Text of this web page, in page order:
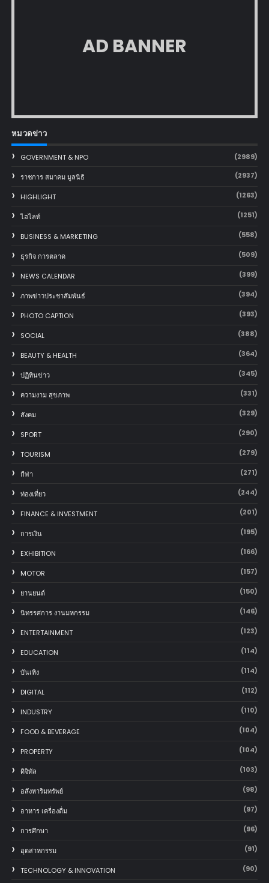
AD BANNER
หมวดข่าว
GOVERNMENT & NPO (2989)
ราชการ สมาคม มูลนิธิ (2937)
HIGHLIGHT (1263)
ไฮไลท์ (1251)
BUSINESS & MARKETING (558)
ธุรกิจ การตลาด (509)
NEWS CALENDAR (399)
ภาพข่าวประชาสัมพันธ์ (394)
PHOTO CAPTION (393)
SOCIAL (388)
BEAUTY & HEALTH (364)
ปฏิทินข่าว (345)
ความงาม สุขภาพ (331)
สังคม (329)
SPORT (290)
TOURISM (279)
กีฬา (271)
ท่องเที่ยว (244)
FINANCE & INVESTMENT (201)
การเงิน (195)
EXHIBITION (166)
MOTOR (157)
‎ยานยนต์‎ (150)
นิทรรศการ งานมหกรรม (146)
ENTERTAINMENT (123)
EDUCATION (114)
บันเทิง (114)
DIGITAL (112)
INDUSTRY (110)
FOOD & BEVERAGE (104)
PROPERTY (104)
ดิจิทัล (103)
อสังหาริมทรัพย์ (98)
อาหาร เครื่องดื่ม (97)
การศึกษา (96)
อุตสาหกรรม (91)
TECHNOLOGY & INNOVATION (90)